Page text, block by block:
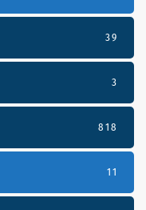
39
3
818
11